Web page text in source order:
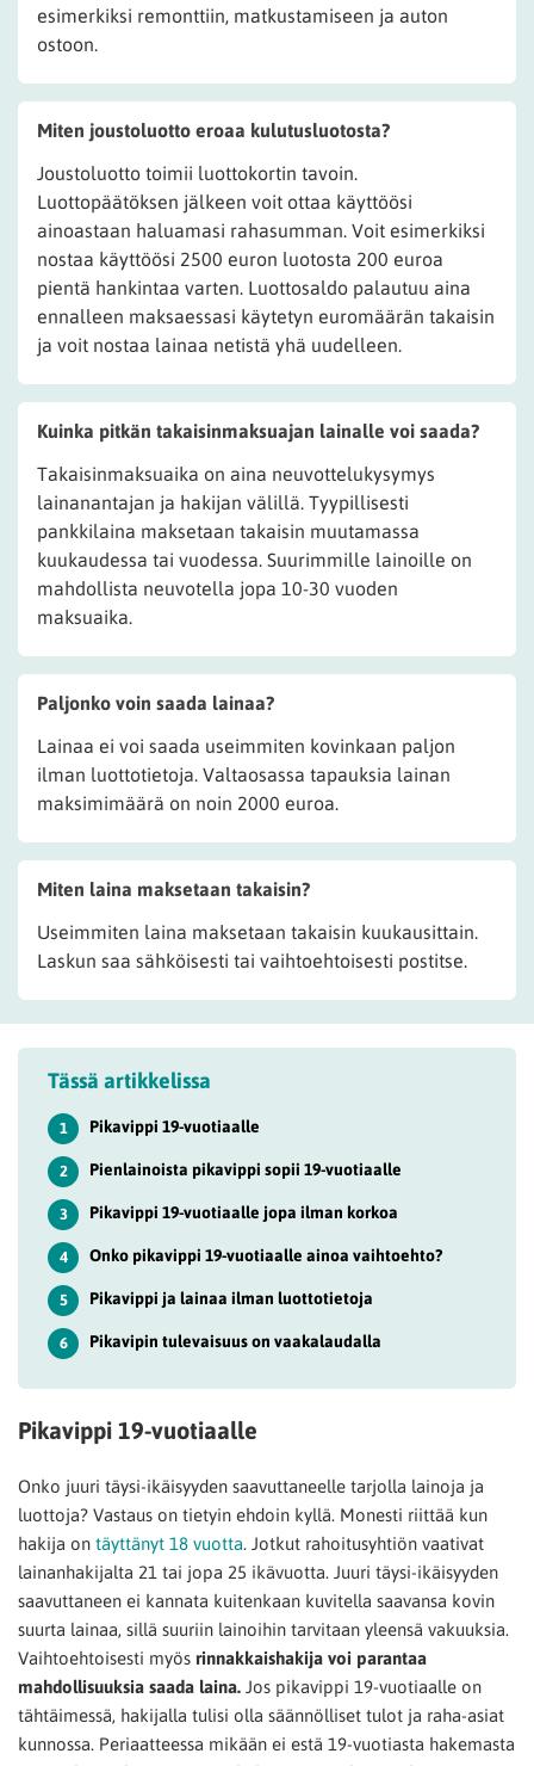
esimerkiksi remonttiin, matkustamiseen ja auton
ostoon.
Miten joustoluotto eroaa kulutusluotosta?
Joustoluotto toimii luottokortin tavoin.
Luottopäätöksen jälkeen voit ottaa käyttöösi
ainoastaan haluamasi rahasumman. Voit esimerkiksi
nostaa käyttöösi 2500 euron luotosta 200 euroa
pientä hankintaa varten. Luottosaldo palautuu aina
ennalleen maksaessasi käytetyn euromäärän takaisin
ja voit nostaa lainaa netistä yhä uudelleen.
Kuinka pitkän takaisinmaksuajan lainalle voi saada?
Takaisinmaksuaika on aina neuvottelukysymys
lainanantajan ja hakijan välillä. Tyypillisesti
pankkilaina maksetaan takaisin muutamassa
kuukaudessa tai vuodessa. Suurimmille lainoille on
mahdollista neuvotella jopa 10-30 vuoden
maksuaika.
Paljonko voin saada lainaa?
Lainaa ei voi saada useimmiten kovinkaan paljon
ilman luottotietoja. Valtaosassa tapauksia lainan
maksimimäärä on noin 2000 euroa.
Miten laina maksetaan takaisin?
Useimmiten laina maksetaan takaisin kuukausittain.
Laskun saa sähköisesti tai vaihtoehtoisesti postitse.
Tässä artikkelissa
1 Pikavippi 19-vuotiaalle
2 Pienlainoista pikavippi sopii 19-vuotiaalle
3 Pikavippi 19-vuotiaalle jopa ilman korkoa
4 Onko pikavippi 19-vuotiaalle ainoa vaihtoehto?
5 Pikavippi ja lainaa ilman luottotietoja
6 Pikavipin tulevaisuus on vaakalaudalla
Pikavippi 19-vuotiaalle
Onko juuri täysi-ikäisyyden saavuttaneelle tarjolla lainoja ja
luottoja? Vastaus on tietyin ehdoin kyllä. Monesti riittää kun
hakija on täyttänyt 18 vuotta. Jotkut rahoitusyhtiön vaativat
lainanhakijalta 21 tai jopa 25 ikävuotta. Juuri täysi-ikäisyyden
saavuttaneen ei kannata kuitenkaan kuvitella saavansa kovin
suurta lainaa, sillä suuriin lainoihin tarvitaan yleensä vakuuksia.
Vaihtoehtoisesti myös rinnakkaishakija voi parantaa
mahdollisuuksia saada laina. Jos pikavippi 19-vuotiaalle on
tähtäimessä, hakijalla tulisi olla säännölliset tulot ja raha-asiat
kunnossa. Periaatteessa mikään ei estä 19-vuotiasta hakemasta